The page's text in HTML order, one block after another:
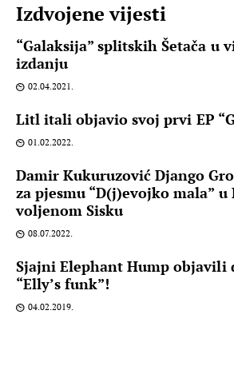
Izdvojene vijesti
“Galaksija” splitskih Šetača u
izdanju
02.04.2021.
Litl itali objavio svoj prvi EP
01.02.2022.
Damir Kukuruzović Django
za pjesmu “D(j)evojko mala”
voljenom Sisku
08.07.2022.
Sjajni Elephant Hump objavili
“Elly’s funk”!
04.02.2019.